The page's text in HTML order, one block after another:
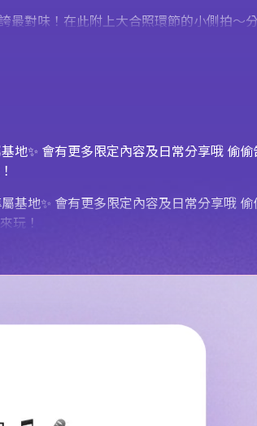
對味！在此附上大合照環節的小側拍～
✨ 會有更多限定內容及日常分享哦 偷